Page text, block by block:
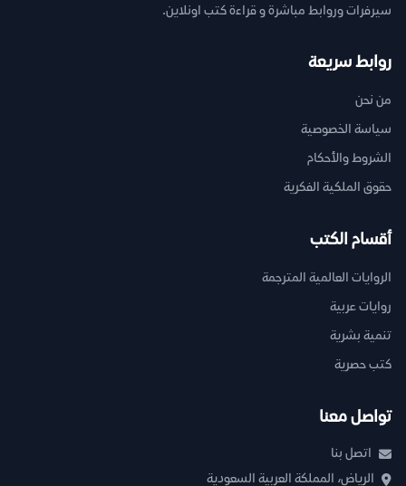
سيرفرات وروابط مباشرة و قراءة كتب اونلاين.
روابط سريعة
من نحن
سياسة الخصوصية
الشروط والأحكام
حقوق الملكية الفكرية
أقسام الكتب
الروايات العالمية المترجمة
روايات عربية
تنمية بشرية
كتب حصرية
تواصل معنا
اتصل بنا
الرياض، المملكة العربية السعودية